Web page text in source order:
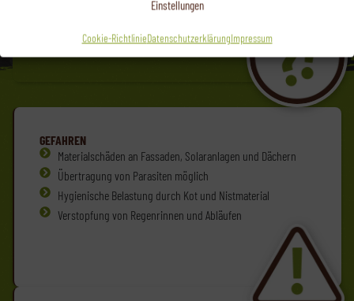
Einstellungen
Cookie-RichtlinieDatenschutzerklärungImpressum
GEFAHREN
Materialschäden an Fassaden, Solaranlagen und Dächern
Übertragung von Parasiten möglich
Hygienische Belastung durch Kot und Nistmaterial
Verstopfung von Regenrinnen und Abläufen